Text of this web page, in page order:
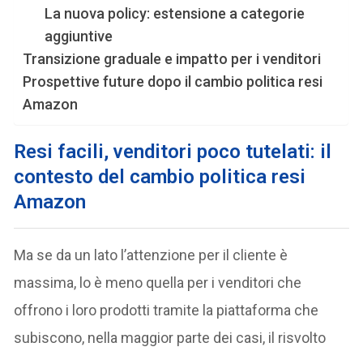
La nuova policy: estensione a categorie
aggiuntive
Transizione graduale e impatto per i venditori
Prospettive future dopo il cambio politica resi
Amazon
Resi facili, venditori poco tutelati: il
contesto del cambio politica resi
Amazon
Ma se da un lato l’attenzione per il cliente è
massima, lo è meno quella per i venditori che
offrono i loro prodotti tramite la piattaforma che
subiscono, nella maggior parte dei casi, il risvolto